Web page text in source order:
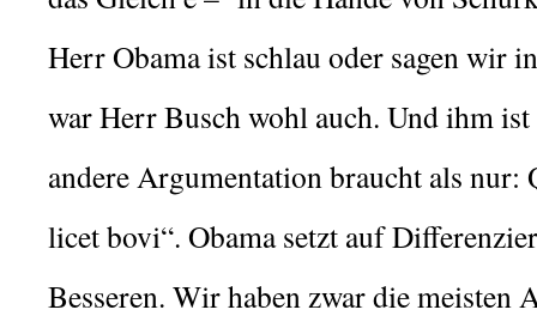
Herr Obama ist schlau oder sagen wir
war Herr Busch wohl auch. Und ihm ist
andere Argumentation braucht als nur:
licet bovi“. Obama setzt auf
Besseren. Wir haben zwar die meisten